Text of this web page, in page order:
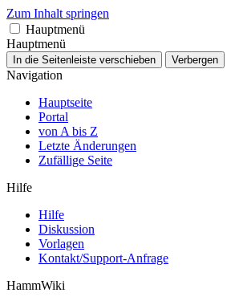
Zum Inhalt springen
Hauptmenü
Hauptmenü
In die Seitenleiste verschieben Verbergen
Navigation
Hauptseite
Portal
von A bis Z
Letzte Änderungen
Zufällige Seite
Hilfe
Hilfe
Diskussion
Vorlagen
Kontakt/Support-Anfrage
HammWiki